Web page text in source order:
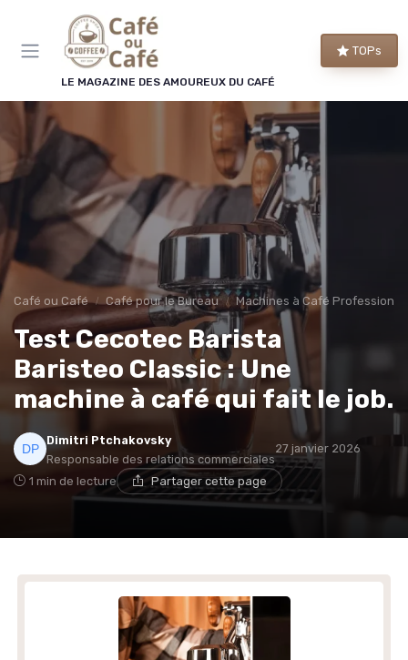
LE MAGAZINE DES AMOUREUX DU CAFÉ
TOPs
Café ou Café Café pour le Bureau Machines à Café
Test Cecotec Barista
Baristeo Classic : Une
machine à café qui fait le job.
Dimitri Ptchakovsky
Responsable des relations commerciales
27 janvier 2026
1 min de lecture Partager cette page
×
LE CLUB CAFÉ OU CAFÉ
Rejoignez le club des
amoureux du café !
Chaque semaine, nos meilleures sélections de
machines et de cafés, les bons plans repérés par
la rédaction et les conseils qui changent vraiment
le goût de votre tasse.
Bons plans Guides d'achat
Conseils barista Avant-première
→ Je rejoins le club
* En rejoignant le club, j'accepte de recevoir les emails
de Café ou Café et les offres de ses partenaires.
Panneau de gestion des cookies